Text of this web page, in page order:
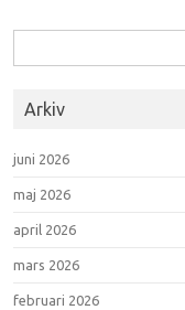
Arkiv
juni 2026
maj 2026
april 2026
mars 2026
februari 2026